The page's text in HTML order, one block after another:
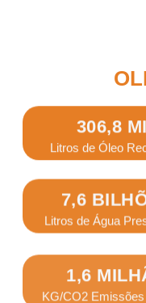
306,8
Litros de Óleo
7,6
Litros de Água
1,6
KG/CO2 Emissões